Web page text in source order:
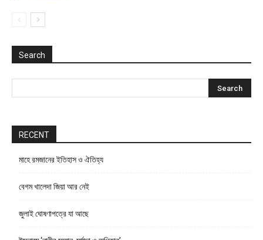
Search
RECENT
মাহে রমজানের ইতিহাস ও ঐতিহ্য
বেগম খালেদা জিয়া আর নেই
জুলাই ঘোষণাপত্রে যা আছে